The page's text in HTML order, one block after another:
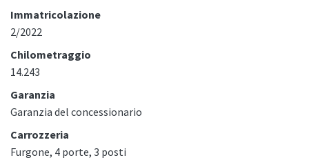
Immatricolazione
2/2022
Chilometraggio
14.243
Garanzia
Garanzia del concessionario
Carrozzeria
Furgone, 4 porte, 3 posti